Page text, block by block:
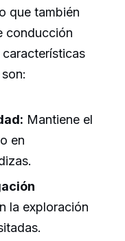
que también
conducción
Mantiene el
en
la exploración